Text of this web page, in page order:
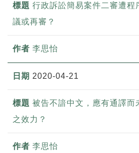
行政訴訟簡易案件二審遭程
議或再審？
李思怡
2020-04-21
被告不諳中文，應有通譯而
之效力？
李思怡